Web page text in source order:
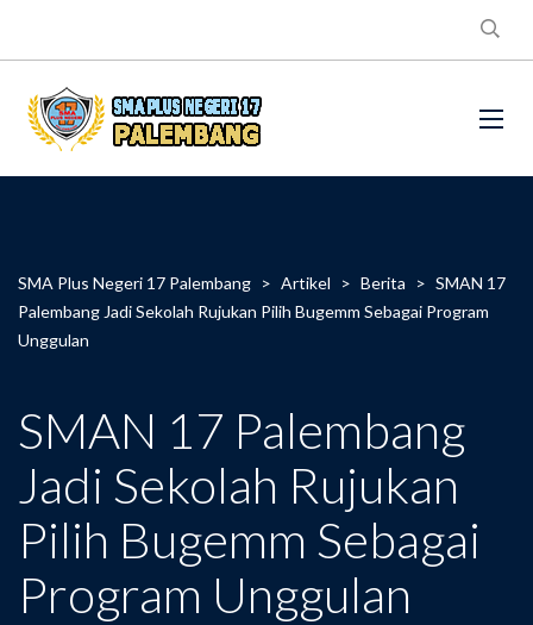
SMA Plus Negeri 17 Palembang > Artikel > Berita > SMAN 17
Palembang Jadi Sekolah Rujukan Pilih Bugemm Sebagai Program
Unggulan
SMAN 17 Palembang
Jadi Sekolah Rujukan
Pilih Bugemm Sebagai
Program Unggulan